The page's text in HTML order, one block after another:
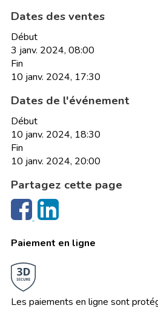
Dates des ventes
Début
3 janv. 2024, 08:00
Fin
10 janv. 2024, 17:30
Dates de l'événement
Début
10 janv. 2024, 18:30
Fin
10 janv. 2024, 20:00
Partagez cette page
Paiement en ligne
Les paiements en ligne sont